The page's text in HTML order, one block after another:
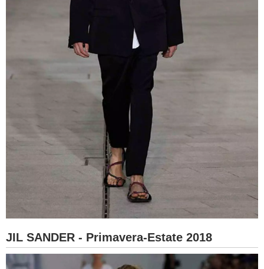
JIL SANDER - Primavera-Estate 2018